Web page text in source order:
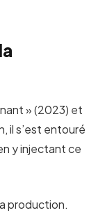
» (2023) et
il s’est entouré
y injectant ce
production.